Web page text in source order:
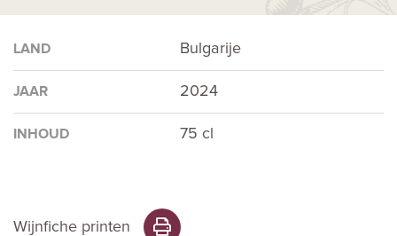
LAND Bulgarije
JAAR 2024
INHOUD 75 cl
Wijnfiche printen